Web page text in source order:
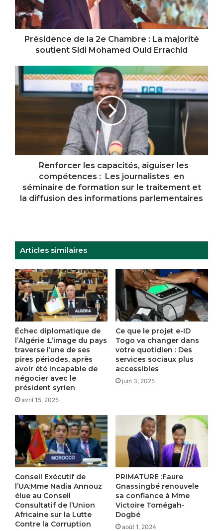
La
majorité
soutient
Sidi
Mohamed
Présidence de la 2e Chambre : La majorité
soutient Sidi Mohamed Ould Errachid
Renforcer
les
capacités,
compétences
Les
journalistes
séminaire
de
la
diffusion
des
informations
parlementaires
Renforcer les capacités, aiguiser les
compétences : Les journalistes en
séminaire de formation sur le traitement et
la diffusion des informations parlementaires
Articles similaires
Échec diplomatique de
l’Algérie :L’image du pays
traverse l’une de ses
pires périodes, après
avoir été incapable de
négocier avec le
président syrien
avril 15, 2025
Ce que le projet e-ID
Togo va changer dans
votre quotidien : Des
services sociaux plus
accessibles
juin 3, 2025
Conseil Exécutif de
l’UA:Mme Nadia Annouz
élue au Conseil
Consultatif de l’Union
Africaine sur la Lutte
Contre la Corruption
PRIMATURE :Faure
Gnassingbé renouvele
sa confiance à Mme
Victoire Tomégah-
Dogbé
août 1, 2024